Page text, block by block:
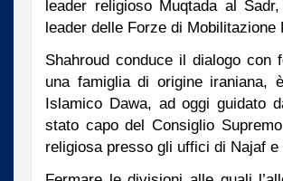
leader religioso Muqtada al
leader delle Forze di Mobilitazione
Shahroud conduce il dialogo
una famiglia di origine iraniana,
Islamico Dawa, ad oggi guidato
stato capo del Consiglio
religiosa presso gli uffici di Najaf e